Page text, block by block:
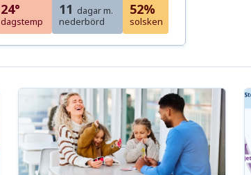
24°
dagstemp
11 dagar m.
nederbörd
52%
solsken